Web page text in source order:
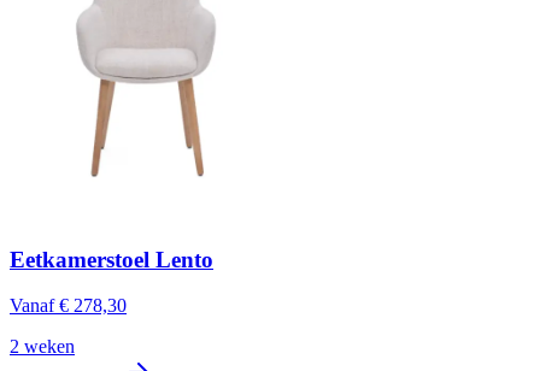
Eetkamerstoel Lento
Vanaf € 278,30
2 weken